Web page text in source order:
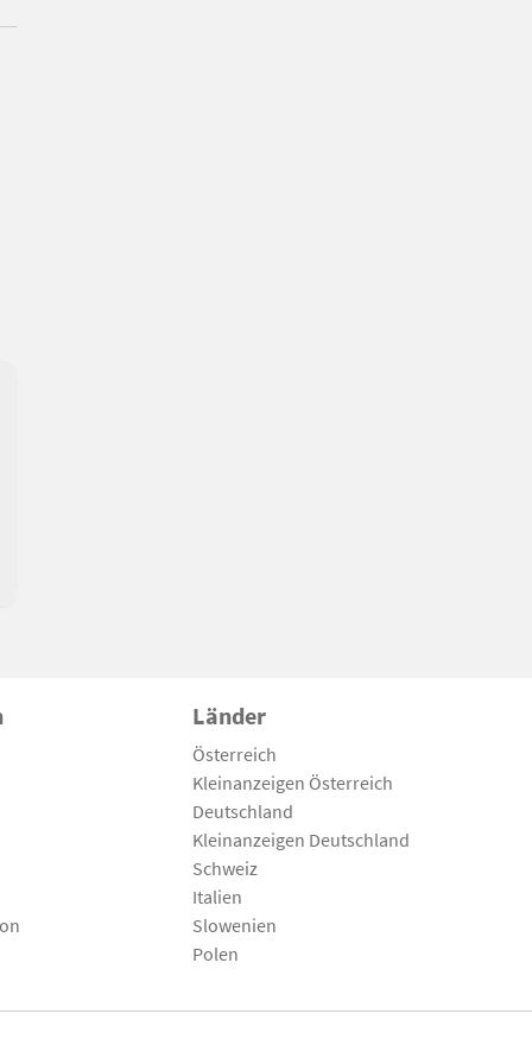
Länder
Österreich
Kleinanzeigen Österreich
Deutschland
Kleinanzeigen Deutschland
Schweiz
Italien
Slowenien
Polen